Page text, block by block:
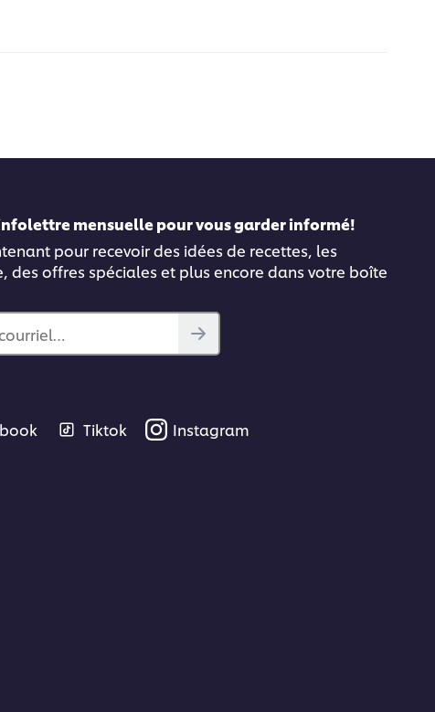
mensuelle pour vous garder informé!
pour recevoir des idées de recettes, les
des offres spéciales et plus encore dans votre boîte
Tiktok Instagram